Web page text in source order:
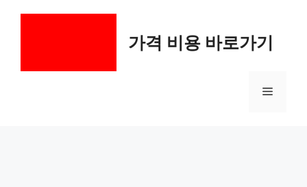
가격 비용 바로가기
메